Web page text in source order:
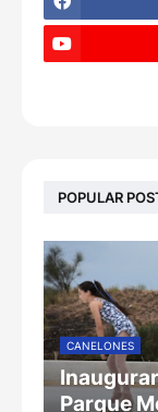
POPULAR
CANELONES
Parque